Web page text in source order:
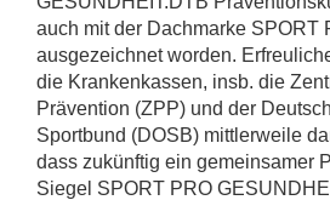
auch mit der Dachmarke SPORT
ausgezeichnet worden.
die Krankenkassen, insb. die
Prävention (ZPP) und der
Sportbund (DOSB) mittlerweile
dass zukünftig ein gemeinsamer
Siegel SPORT PRO